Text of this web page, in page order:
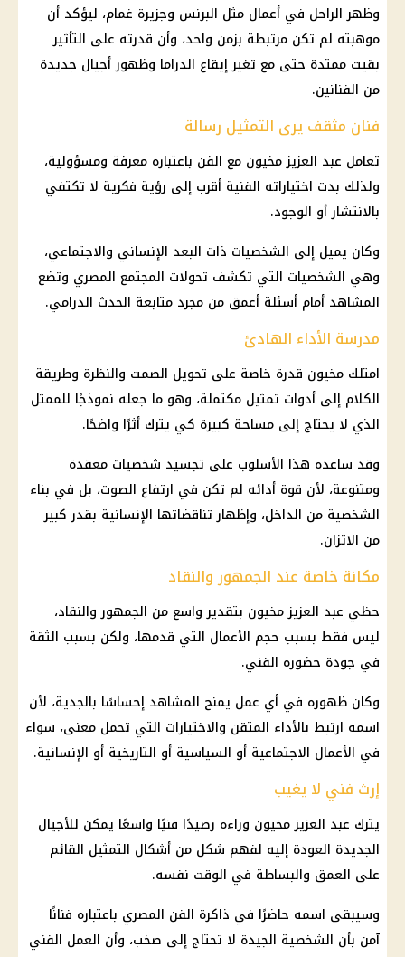
وظهر الراحل في أعمال مثل البرنس وجزيرة غمام، ليؤكد أن
موهبته لم تكن مرتبطة بزمن واحد، وأن قدرته على التأثير
بقيت ممتدة حتى مع تغير إيقاع الدراما وظهور أجيال جديدة
من الفنانين.
فنان مثقف يرى التمثيل رسالة
تعامل عبد العزيز مخيون مع الفن باعتباره معرفة ومسؤولية،
ولذلك بدت اختياراته الفنية أقرب إلى رؤية فكرية لا تكتفي
بالانتشار أو الوجود.
وكان يميل إلى الشخصيات ذات البعد الإنساني والاجتماعي،
وهي الشخصيات التي تكشف تحولات المجتمع المصري وتضع
المشاهد أمام أسئلة أعمق من مجرد متابعة الحدث الدرامي.
مدرسة الأداء الهادئ
امتلك مخيون قدرة خاصة على تحويل الصمت والنظرة وطريقة
الكلام إلى أدوات تمثيل مكتملة، وهو ما جعله نموذجًا للممثل
الذي لا يحتاج إلى مساحة كبيرة كي يترك أثرًا واضحًا.
وقد ساعده هذا الأسلوب على تجسيد شخصيات معقدة
ومتنوعة، لأن قوة أدائه لم تكن في ارتفاع الصوت، بل في بناء
الشخصية من الداخل، وإظهار تناقضاتها الإنسانية بقدر كبير
من الاتزان.
مكانة خاصة عند الجمهور والنقاد
حظي عبد العزيز مخيون بتقدير واسع من الجمهور والنقاد،
ليس فقط بسبب حجم الأعمال التي قدمها، ولكن بسبب الثقة
في جودة حضوره الفني.
وكان ظهوره في أي عمل يمنح المشاهد إحساسًا بالجدية، لأن
اسمه ارتبط بالأداء المتقن والاختيارات التي تحمل معنى، سواء
في الأعمال الاجتماعية أو السياسية أو التاريخية أو الإنسانية.
إرث فني لا يغيب
يترك عبد العزيز مخيون وراءه رصيدًا فنيًا واسعًا يمكن للأجيال
الجديدة العودة إليه لفهم شكل من أشكال التمثيل القائم
على العمق والبساطة في الوقت نفسه.
وسيبقى اسمه حاضرًا في ذاكرة الفن المصري باعتباره فنانًا
آمن بأن الشخصية الجيدة لا تحتاج إلى صخب، وأن العمل الفني